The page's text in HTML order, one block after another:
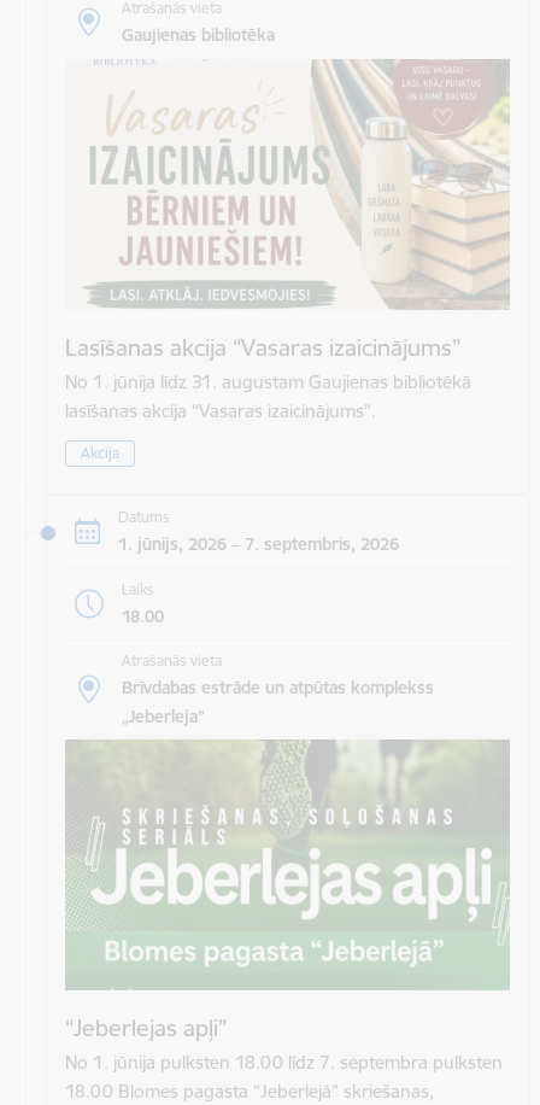
Atrašanās vieta
Gaujienas bibliotēka
Lasīšanas akcija “Vasaras izaicinājums”
No 1. jūnija līdz 31. augustam Gaujienas bibliotēkā
lasīšanas akcija “Vasaras izaicinājums”.
Akcija
Datums
1. jūnijs, 2026 – 7. septembris, 2026
Laiks
18.00
Atrašanās vieta
Brīvdabas estrāde un atpūtas komplekss
„Jeberleja”
“Jeberlejas apļi”
No 1. jūnija pulksten 18.00 līdz 7. septembra pulksten
18.00 Blomes pagasta “Jeberlejā” skriešanas,